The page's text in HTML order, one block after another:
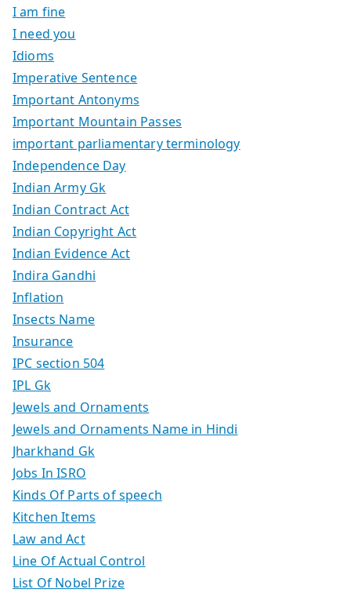
I am fine
I need you
Idioms
Imperative Sentence
Important Antonyms
Important Mountain Passes
important parliamentary terminology
Independence Day
Indian Army Gk
Indian Contract Act
Indian Copyright Act
Indian Evidence Act
Indira Gandhi
Inflation
Insects Name
Insurance
IPC section 504
IPL Gk
Jewels and Ornaments
Jewels and Ornaments Name in Hindi
Jharkhand Gk
Jobs In ISRO
Kinds Of Parts of speech
Kitchen Items
Law and Act
Line Of Actual Control
List Of Nobel Prize